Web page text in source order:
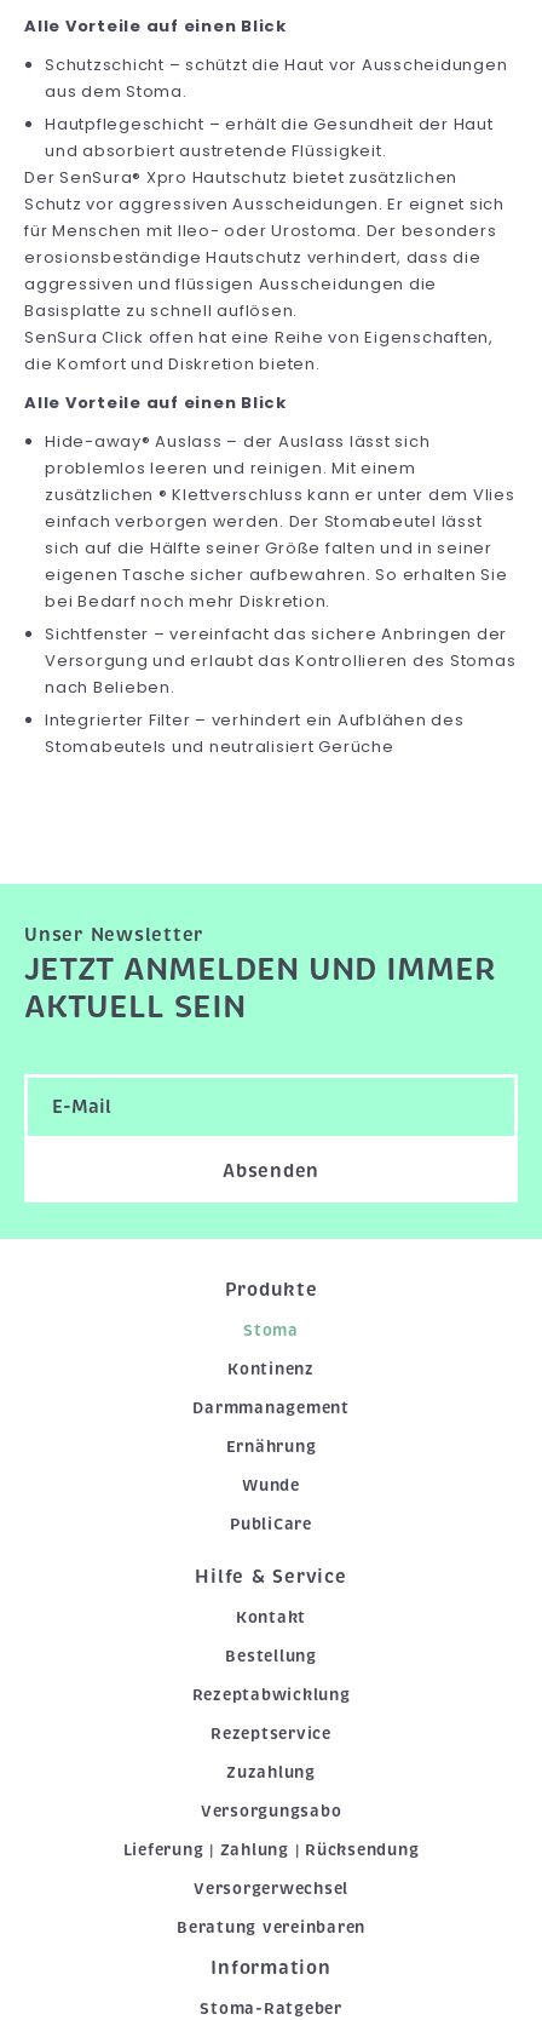
Alle Vorteile auf einen Blick
Schutzschicht – schützt die Haut vor Ausscheidungen
aus dem Stoma.
Hautpflegeschicht – erhält die Gesundheit der Haut
und absorbiert austretende Flüssigkeit.
Der SenSura® Xpro Hautschutz bietet zusätzlichen
Schutz vor aggressiven Ausscheidungen. Er eignet sich
für Menschen mit Ileo- oder Urostoma. Der besonders
erosionsbeständige Hautschutz verhindert, dass die
aggressiven und flüssigen Ausscheidungen die
Basisplatte zu schnell auflösen.
SenSura Click offen hat eine Reihe von Eigenschaften,
die Komfort und Diskretion bieten.
Alle Vorteile auf einen Blick
Hide-away® Auslass – der Auslass lässt sich
problemlos leeren und reinigen. Mit einem
zusätzlichen ® Klettverschluss kann er unter dem Vlies
einfach verborgen werden. Der Stomabeutel lässt
sich auf die Hälfte seiner Größe falten und in seiner
eigenen Tasche sicher aufbewahren. So erhalten Sie
bei Bedarf noch mehr Diskretion.
Sichtfenster – vereinfacht das sichere Anbringen der
Versorgung und erlaubt das Kontrollieren des Stomas
nach Belieben.
Integrierter Filter – verhindert ein Aufblähen des
Stomabeutels und neutralisiert Gerüche
Unser Newsletter
JETZT ANMELDEN UND IMMER
AKTUELL SEIN
Absenden
Produkte
Stoma
Kontinenz
Darmmanagement
Ernährung
Wunde
PubliCare
Hilfe & Service
Kontakt
Bestellung
Rezeptabwicklung
Rezeptservice
Zuzahlung
Versorgungsabo
Lieferung | Zahlung | Rücksendung
Versorgerwechsel
Beratung vereinbaren
Information
Stoma-Ratgeber